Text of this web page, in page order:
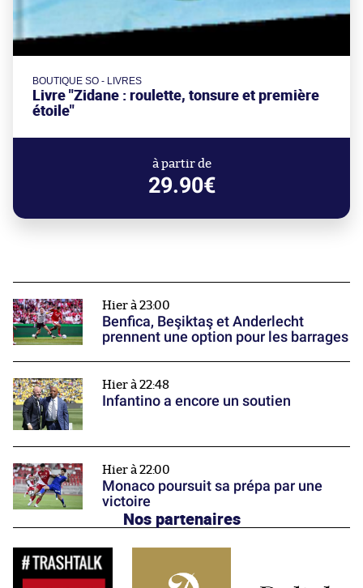
BOUTIQUE SO - LIVRES
Livre "Zidane : roulette, tonsure et première
étoile"
à partir de
29.90€
Hier à 23:00
Benfica, Beşiktaş et Anderlecht
prennent une option pour les barrages
Hier à 22:48
Infantino a encore un soutien
Hier à 22:00
Monaco poursuit sa prépa par une
victoire
Nos partenaires